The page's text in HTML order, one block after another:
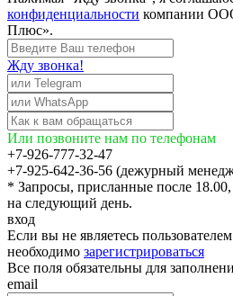
конфиденциальности компании
Плюс».
Жду звонка!
Или позвоните нам по телефонам
+7-926-777-32-47
+7-925-642-36-56 (дежурный
* Запросы, присланные после
на следующий день.
вход
Если вы не являетесь
необходимо зарегистрироваться
Все поля обязательны для
email